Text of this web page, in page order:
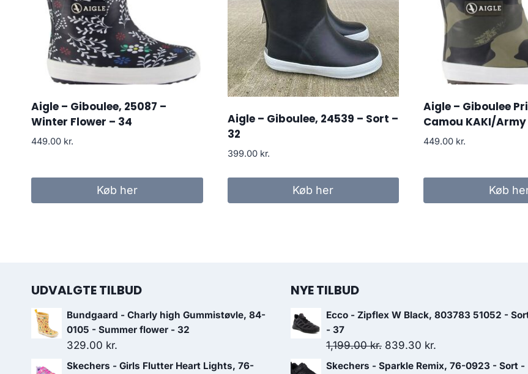
Aigle – Giboulee, 25087 –
Winter Flower – 34
449.00 kr.
Køb her
Aigle – Giboulee, 24539 – Sort –
32
399.00 kr.
Køb her
Aigle – Giboulee
Camou KAKI/Army
449.00 kr.
Køb
UDVALGTE TILBUD
Bundgaard - Charly high Gummistøvle, 84-
0105 - Summer flower - 32
329.00 kr.
Skechers - Girls Flutter Heart Lights, 76-
NYE TILBUD
Ecco - Zipflex W Black, 803783 51052 -
- 37
1,199.00kr. Den
oprindelige
839.30 kr.
aktuelle
Skechers - Sparkle Remix, 76-0923 - Sort -